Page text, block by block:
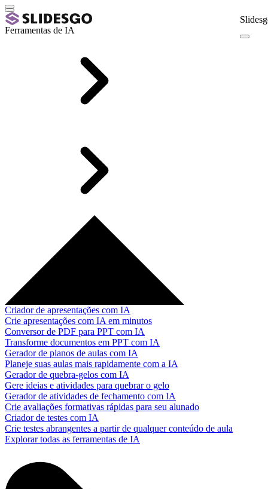
Ferramentas de IA
Criador de apresentações com IA
Crie apresentações com IA em minutos
Conversor de PDF para PPT com IA
Transforme documentos em PPT com IA
Gerador de planos de aulas com IA
Planeje suas aulas mais rapidamente com a IA
Gerador de quebra-gelos com IA
Gere ideias e atividades para quebrar o gelo
Gerador de atividades de fechamento com IA
Crie avaliações formativas rápidas para seu alunado
Criador de testes com IA
Crie testes abrangentes a partir de qualquer conteúdo de aula
Explorar todas as ferramentas de IA